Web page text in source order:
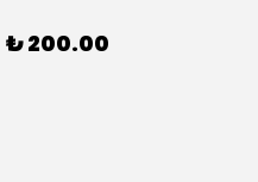
₺ 200.00